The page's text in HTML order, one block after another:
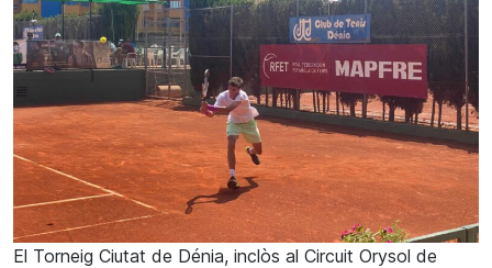
El Torneig Ciutat de Dénia, inclòs al Circuit Orysol de